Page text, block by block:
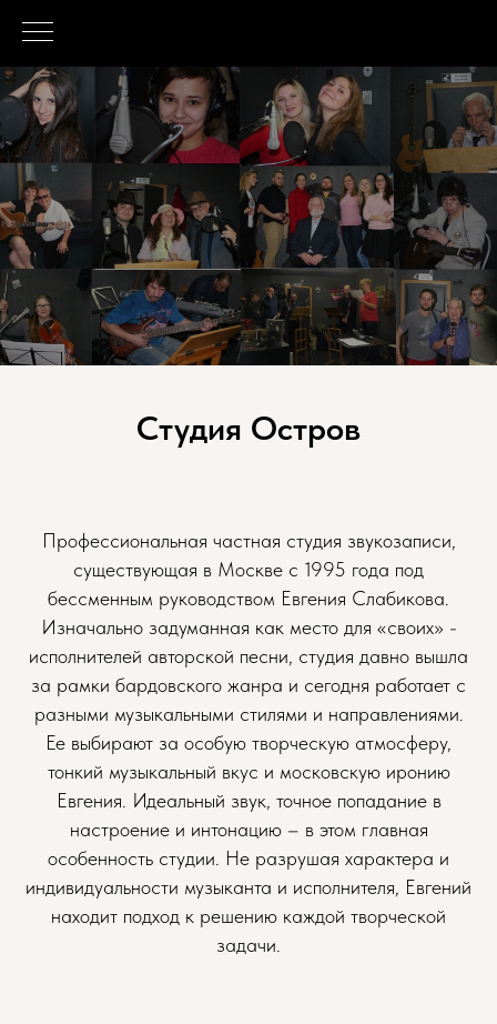
Студия Остров
Профессиональная частная студия звукозаписи,
существующая в Москве с 1995 года под
бессменным руководством Евгения Слабикова.
Изначально задуманная как место для «своих» -
исполнителей авторской песни, студия давно вышла
за рамки бардовского жанра и сегодня работает с
разными музыкальными стилями и направлениями.
Ее выбирают за особую творческую атмосферу,
тонкий музыкальный вкус и московскую иронию
Евгения. Идеальный звук, точное попадание в
настроение и интонацию – в этом главная
особенность студии. Не разрушая характера и
индивидуальности музыканта и исполнителя, Евгений
находит подход к решению каждой творческой
задачи.